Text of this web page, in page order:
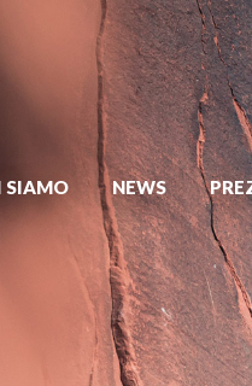
SIAMO NEWS